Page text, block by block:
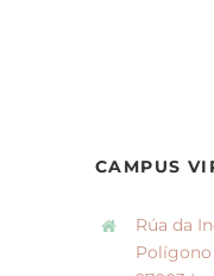
CAMPUS
Rúa da